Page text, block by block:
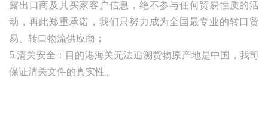
露出口商及其买家客户信息，绝不参与任何贸易性质的活
动，再此郑重承诺，我们只努力成为全国最专业的转口贸
易、转口物流供应商；
5.清关安全：目的港海关无法追溯货物原产地是中国，我司
保证清关文件的真实性。